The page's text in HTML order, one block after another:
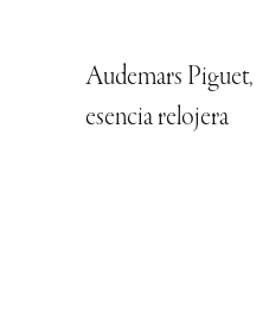
Audemars Piguet,
esencia relojera